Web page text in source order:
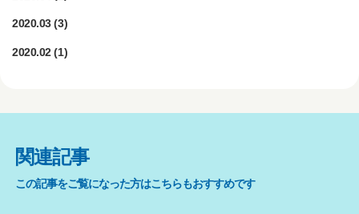
2020.03(3)
2020.02(1)
関連記事
この記事をご覧になった方はこちらもおすすめです